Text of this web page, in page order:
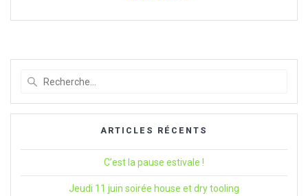
:
ARTICLES RÉCENTS
C’est la pause estivale !
Jeudi 11 juin soirée house et dry tooling